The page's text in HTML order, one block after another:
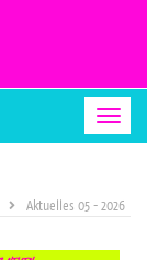
Aktuelles 05 - 2026